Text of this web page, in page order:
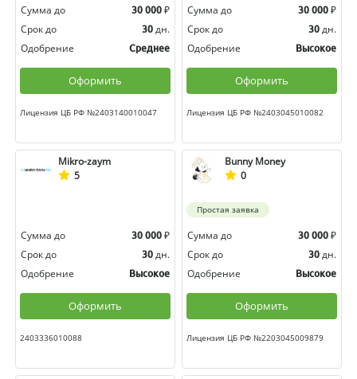
Сумма до 30 000 ₽
Срок до
30 дн.
Одобрение
Среднее
Оформить
Лицензия ЦБ РФ №2403140010047
Сумма до 30 000 ₽
Срок до
30 дн.
Одобрение
Высокое
Оформить
Лицензия ЦБ РФ №2403045010082
Mikro-zaym
5
Сумма до 30 000 ₽
Срок до
30 дн.
Одобрение
Высокое
Оформить
2403336010088
Bunny Money
0
Простая заявка
Сумма до 30 000 ₽
Срок до
30 дн.
Одобрение
Высокое
Оформить
Лицензия ЦБ РФ №2203045009879